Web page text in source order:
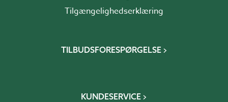
Tilgængelighedserklæring
TILBUDSFORESPØRGELSE
KUNDESERVICE